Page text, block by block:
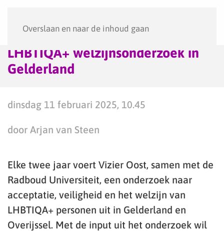
Overslaan en naar de inhoud gaan
LHBTIQA+ welzijnsonderzoek in
Gelderland
dinsdag 11 februari 2025, 10.45
door Arjan van Steen
Elke twee jaar voert Vizier Oost, samen met de
Radboud Universiteit, een onderzoek naar
acceptatie, veiligheid en het welzijn van
LHBTIQA+ personen uit in Gelderland en
Overijssel. Met de input uit het onderzoek wil